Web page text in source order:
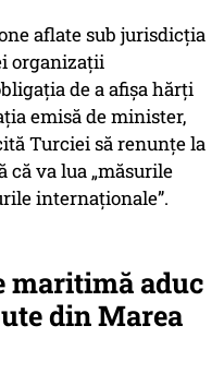
aflate sub jurisdicția
organizații
de a afișa hărți
emisă de minister,
Turciei să renunțe la
că va lua „măsurile
internaționale”.
maritimă aduc
din Marea